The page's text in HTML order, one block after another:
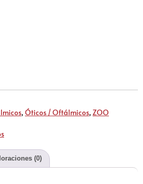
, Óticos / Oftálmicos, ZOO
(0)